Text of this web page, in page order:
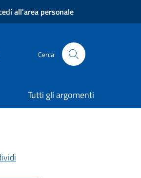
all'area personale
Cerca
Tutti gli argomenti